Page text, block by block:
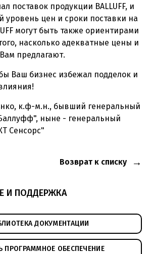
поставок продукции BALLUFF, и
уровень цен и сроки поставки на
могут быть также ориентирами
насколько адекватные цены и
предлагают.
Ваш бизнес избежал подделок и
к.ф-м.н., бывший генеральный
ныне - генеральный
Сенсорс"
Возврат к списку
И ПОДДЕРЖКА
ДОКУМЕНТАЦИИ
ПРОГРАММНОЕ ОБЕСПЕЧЕНИЕ